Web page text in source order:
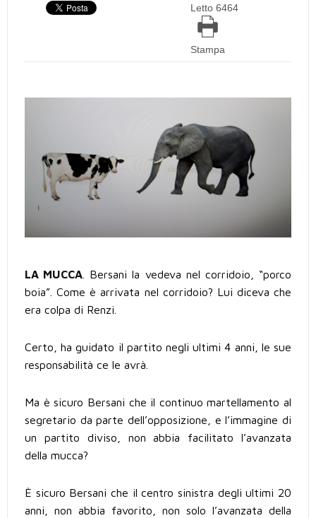
Letto 6464
Stampa
LA MUCCA . Bersani la vedeva nel corridoio, “porco
boia”. Come è arrivata nel corridoio? Lui diceva che
era colpa di Renzi.
Certo, ha guidato il partito negli ultimi 4 anni, le sue
responsabilità ce le avrà.
Ma è sicuro Bersani che il continuo martellamento al
segretario da parte dell’opposizione, e l’immagine di
un partito diviso, non abbia facilitato l’avanzata
della mucca?
È sicuro Bersani che il centro sinistra degli ultimi 20
anni, non abbia favorito, non solo l’avanzata della